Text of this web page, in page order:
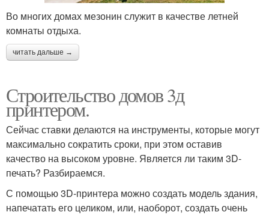
Во многих домах мезонин служит в качестве летней
комнаты отдыха.
читать дальше →
Строительство домов 3д
принтером.
Сейчас ставки делаются на инструменты, которые могут
максимально сократить сроки, при этом оставив
качество на высоком уровне. Является ли таким 3D-
печать? Разбираемся.
С помощью 3D-принтера можно создать модель здания,
напечатать его целиком, или, наоборот, создать очень